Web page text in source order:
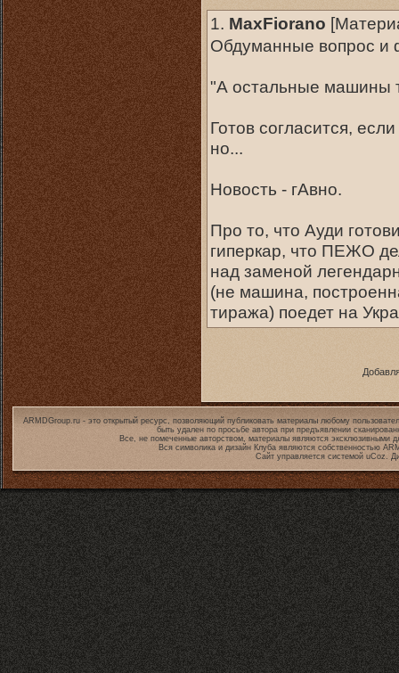
1. MaxFiorano [
Обдуманные вопрос и
"А остальные машины
Готов согласится,
но...
Новость - гАвно.
Про то, что Ауди
гиперкар, что ПЕЖО
над заменой
(не машина,
тиража) поедет на
ARMDGroup.ru - это открытый ресурс, позволяющий публиковать материалы любому
быть удален по просьбе автора при предъявлении
Все, не помеченные авторством, материалы являются эксклюзивными
Вся символика и дизайн Клуба являются собственностью
Сайт управляется системой uCoz.